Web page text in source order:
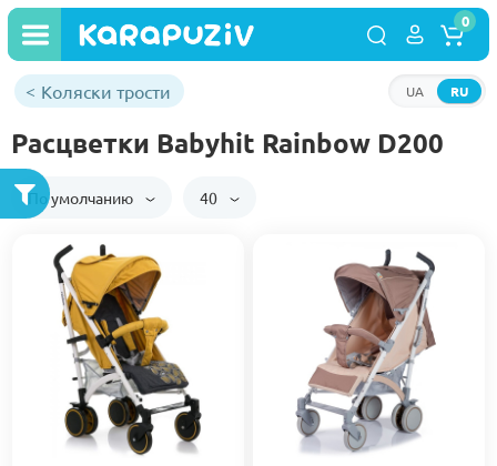
RU
UA
0
Коляски трости
Расцветки Babyhit Rainbow D200
По умолчанию 40